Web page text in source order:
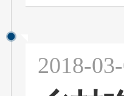
2018-